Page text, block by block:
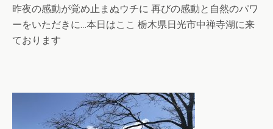
昨夜の感動が覚め止まぬウチに 再びの感動と自然のパワ
ーをいただきに…本日はここ 栃木県日光市中禅寺湖に来
ております